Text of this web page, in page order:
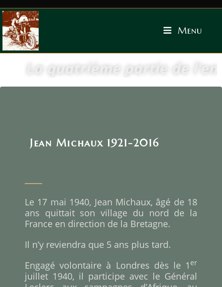
Menu
La quatrième partie de
Jean Michaux 1921-2016
Le 17 mai 1940, Jean Michaux, âgé de 18
ans quittait son village du nord de la
France en direction de la Bretagne.
Il n’y reviendra que 5 ans plus tard.
Engagé volontaire à Londres dès le 1 er
juillet 1940, il participe avec le Général